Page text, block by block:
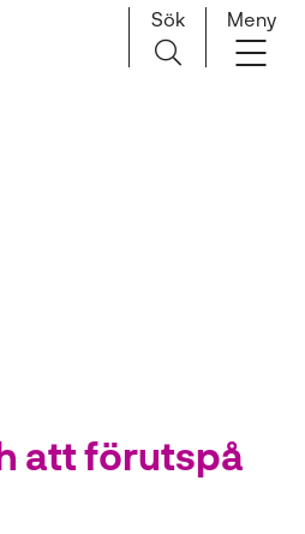
Sök Meny
att förutspå